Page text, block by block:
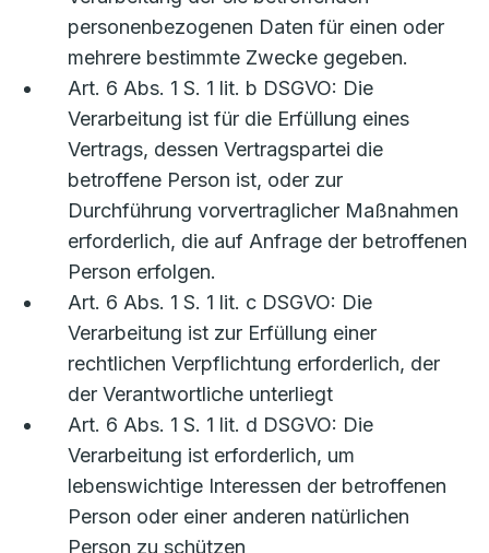
personenbezogenen Daten für einen oder
mehrere bestimmte Zwecke gegeben.
Art. 6 Abs. 1 S. 1 lit. b DSGVO: Die
Verarbeitung ist für die Erfüllung eines
Vertrags, dessen Vertragspartei die
betroffene Person ist, oder zur
Durchführung vorvertraglicher Maßnahmen
erforderlich, die auf Anfrage der betroffenen
Person erfolgen.
Art. 6 Abs. 1 S. 1 lit. c DSGVO: Die
Verarbeitung ist zur Erfüllung einer
rechtlichen Verpflichtung erforderlich, der
der Verantwortliche unterliegt
Art. 6 Abs. 1 S. 1 lit. d DSGVO: Die
Verarbeitung ist erforderlich, um
lebenswichtige Interessen der betroffenen
Person oder einer anderen natürlichen
Person zu schützen